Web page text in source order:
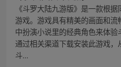
《斗罗大陆九游版》是一款根
游戏。游戏具有精美的画面和
中扮演小说里的经典角色来体
通过相关渠道下载安装此游戏
斗...